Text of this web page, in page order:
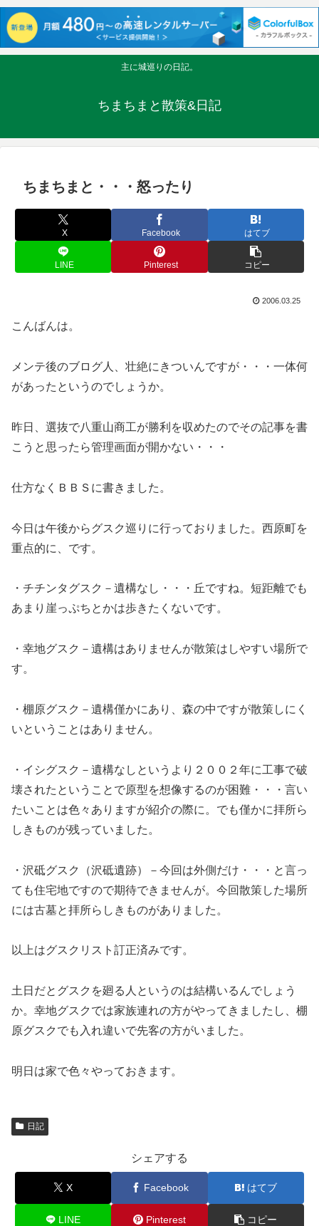
主に城巡りの日記。
ちまちまと散策&日記
ちまちまと・・・怒ったり
X Facebook はてブ
LINE Pinterest コピー
2006.03.25
こんばんは。
メンテ後のブログ人、壮絶にきついんですが・・・一体何
があったというのでしょうか。
昨日、選抜で八重山商工が勝利を収めたのでその記事を書
こうと思ったら管理画面が開かない・・・
仕方なくＢＢＳに書きました。
今日は午後からグスク巡りに行っておりました。西原町を
重点的に、です。
・チチンタグスク－遺構なし・・・丘ですね。短距離でも
あまり崖っぷちとかは歩きたくないです。
・幸地グスク－遺構はありませんが散策はしやすい場所で
す。
・棚原グスク－遺構僅かにあり、森の中ですが散策しにく
いということはありません。
・イシグスク－遺構なしというより２００２年に工事で破
壊されたということで原型を想像するのが困難・・・言い
たいことは色々ありますが紹介の際に。でも僅かに拝所ら
しきものが残っていました。
・沢砥グスク（沢砥遺跡）－今回は外側だけ・・・と言っ
ても住宅地ですので期待できませんが。今回散策した場所
には古墓と拝所らしきものがありました。
以上はグスクリスト訂正済みです。
土日だとグスクを廻る人というのは結構いるんでしょう
か。幸地グスクでは家族連れの方がやってきましたし、棚
原グスクでも入れ違いで先客の方がいました。
明日は家で色々やっておきます。
日記
シェアする
X Facebook はてブ
LINE Pinterest コピー